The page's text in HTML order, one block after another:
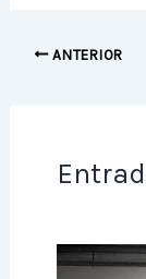
ANTERIOR